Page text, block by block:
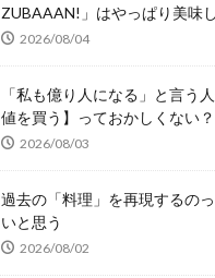
ZUBAAAN!」はやっぱり美味
2026/08/04
「私も億り人になる」と言う
値を買う】っておかしくない？
2026/08/03
過去の「料理」を再現するの
いと思う
2026/08/02